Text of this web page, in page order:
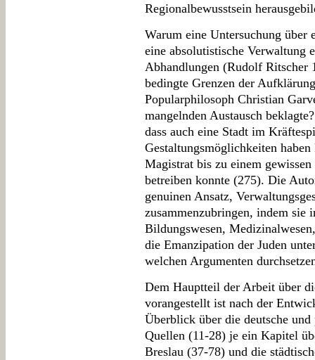
Regionalbewusstsein
Warum eine Untersuchung über
eine absolutistische Verwaltung
Abhandlungen (Rudolf
bedingte Grenzen der
Popularphilosoph Christian
mangelnden Austausch
dass auch eine Stadt im
Gestaltungsmöglichkeiten
Magistrat bis zu einem
betreiben konnte (275). Die
genuinen Ansatz,
zusammenzubringen, indem sie
Bildungswesen,
die Emanzipation der Juden
welchen Argumenten
Dem Hauptteil der Arbeit über
vorangestellt ist nach der
Überblick über die deutsche
Quellen (11-28) je ein Kapitel
Breslau (37-78) und die